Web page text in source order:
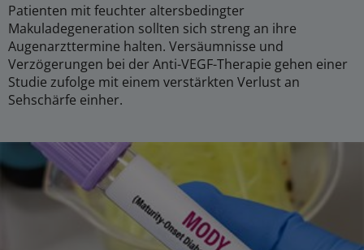
Patienten mit feuchter altersbedingter
Makuladegeneration sollten sich streng an ihre
Augenarzttermine halten. Versäumnisse und
Verzögerungen bei der Anti-VEGF-Therapie gehen einer
Studie zufolge mit einem verstärkten Verlust an
Sehschärfe einher.